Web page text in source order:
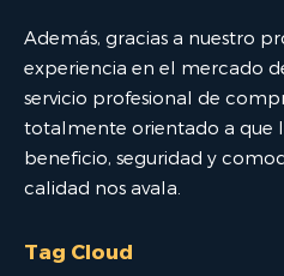
Además, gracias a nuestro
experiencia en el mercado
servicio profesional de
totalmente orientado a que
beneficio, seguridad y
calidad nos avala.
Tag Cloud